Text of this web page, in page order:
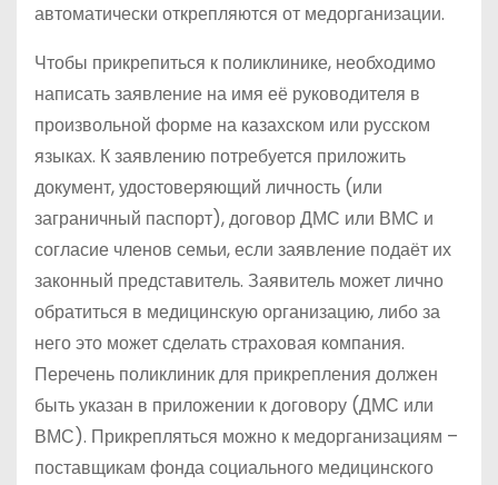
автоматически открепляются от медорганизации.
Чтобы прикрепиться к поликлинике, необходимо
написать заявление на имя её руководителя в
произвольной форме на казахском или русском
языках. К заявлению потребуется приложить
документ, удостоверяющий личность (или
заграничный паспорт), договор ДМС или ВМС и
согласие членов семьи, если заявление подаёт их
законный представитель. Заявитель может лично
обратиться в медицинскую организацию, либо за
него это может сделать страховая компания.
Перечень поликлиник для прикрепления должен
быть указан в приложении к договору (ДМС или
ВМС). Прикрепляться можно к медорганизациям –
поставщикам фонда социального медицинского